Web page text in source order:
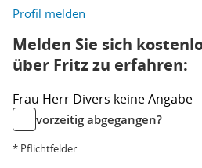
Profil melden
Melden Sie sich
über Fritz zu erfahren:
Frau Herr Divers keine Angabe
vorzeitig abgegangen?
* Pflichtfelder